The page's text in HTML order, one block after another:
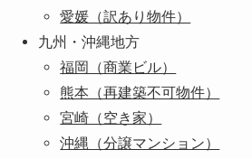
愛媛（訳あり物件）
九州・沖縄地方
福岡（商業ビル）
熊本（再建築不可物件）
宮崎（空き家）
沖縄（分譲マンション）